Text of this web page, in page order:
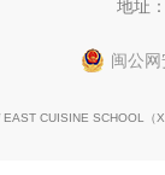
地址
闽公
CUISINE SCHOOL（